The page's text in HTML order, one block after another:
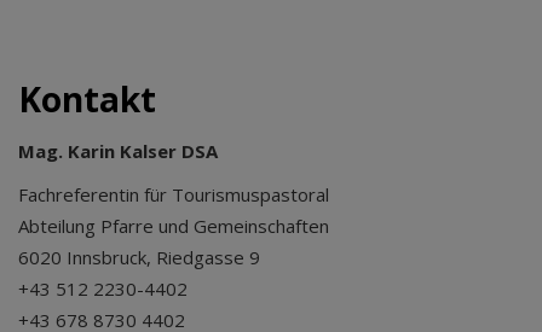
Kontakt
Mag. Karin Kalser DSA
Fachreferentin für Tourismuspastoral
Abteilung Pfarre und Gemeinschaften
6020 Innsbruck, Riedgasse 9
+43 512 2230-4402
+43 678 8730 4402